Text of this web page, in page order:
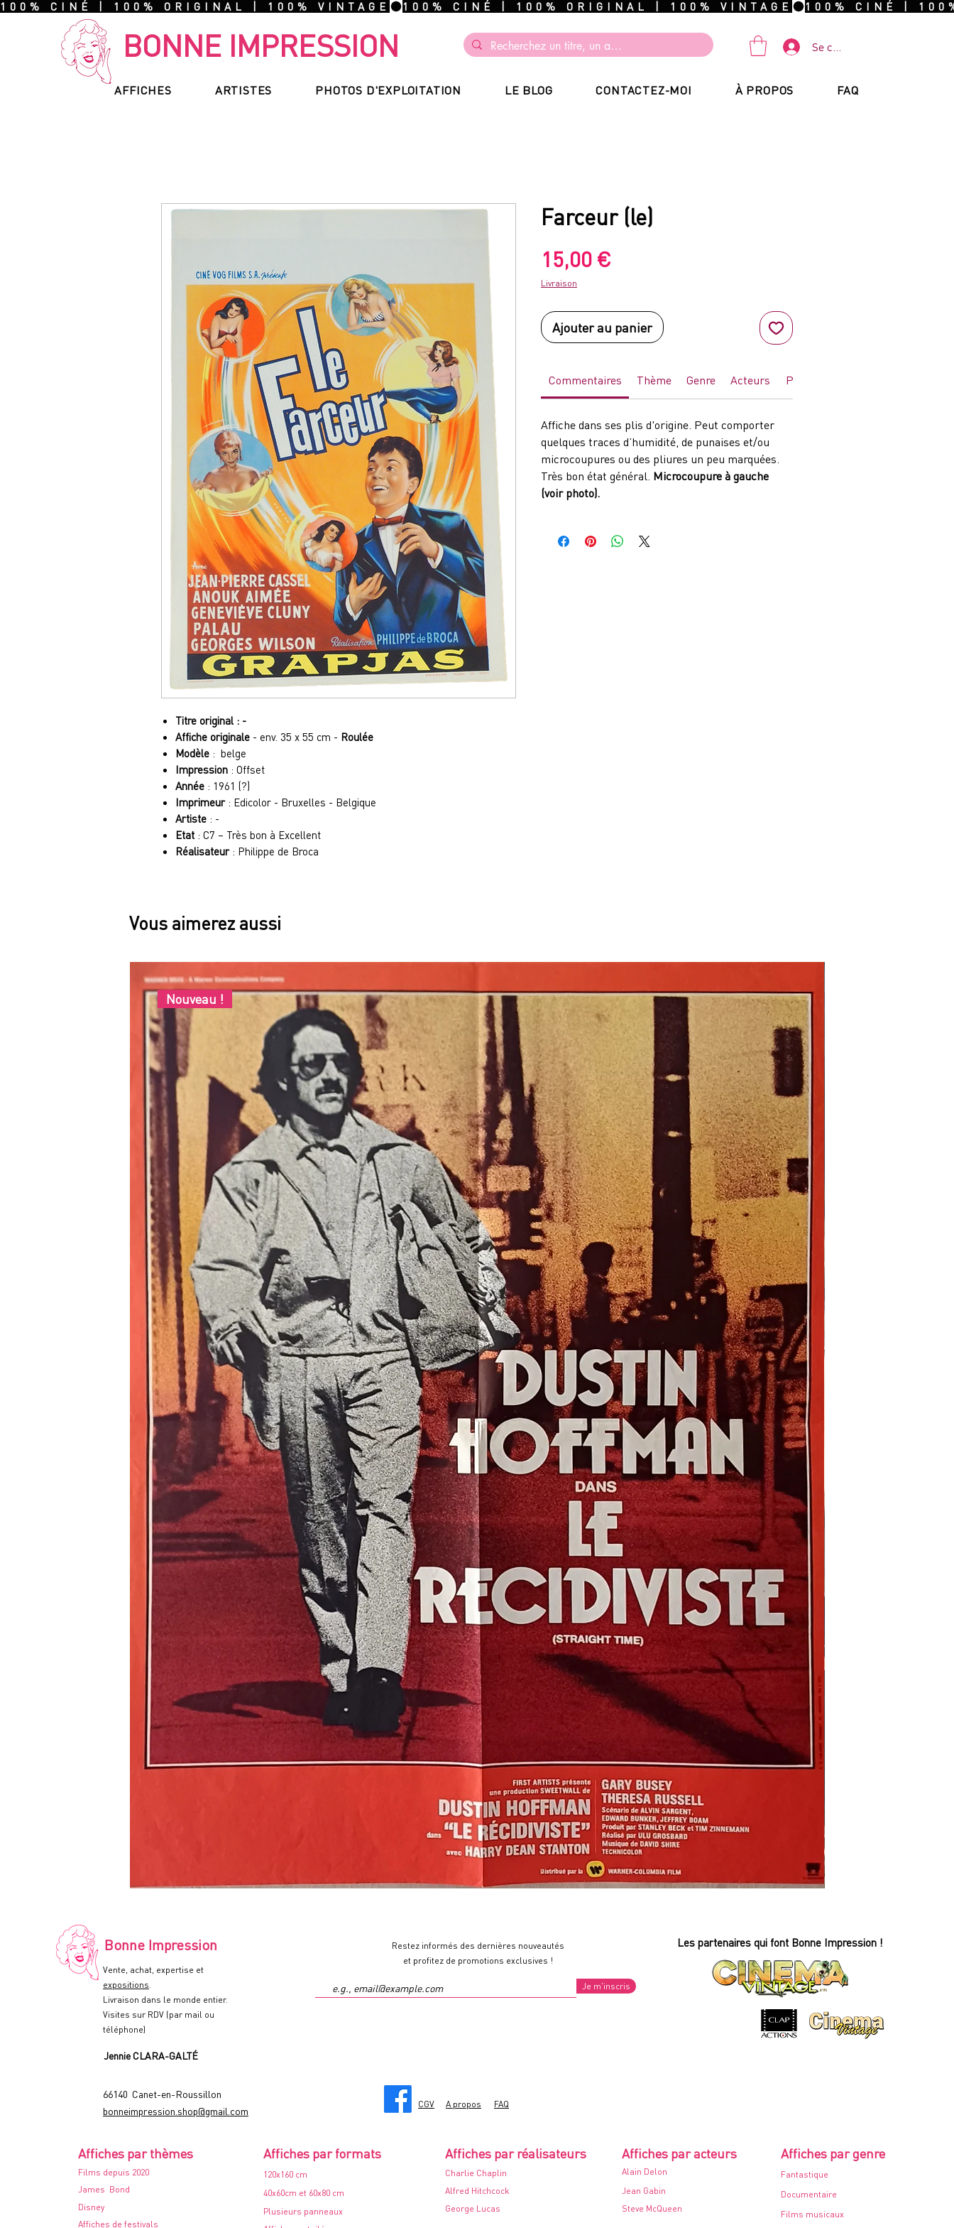
100% CINÉ | 100% ORIGINAL | 100% VINTAGE
BONNE IMPRESSION Se connecter
AFFICHES ARTISTES PHOTOS D'EXPLOITATION LE BLOG CONTACTEZ-MOI À PROPOS FAQ
Titre original : -
Affiche originale - env. 35 x 55 cm - Roulée
Modèle : belge
Impression : Offset
Année : 1961 (?)
Imprimeur: Edicolor - Bruxelles - Belgique
Artiste : -
Etat : C7 – Très bon à Excellent
Réalisateur : Philippe de Broca
Farceur (le)
15,00 €Prix
Livraison
Ajouter au panier
Commentaires Thème Genre Acteurs Pays d'impression
Affiche dans ses plis d'origine. Peut comporter
quelques traces d’humidité, de punaises et/ou
microcoupures ou des pliures un peu marquées.
Très bon état général. Microcoupure à gauche
(voir photo).
Vous aimerez aussi
Nouveau !
60x80cm.
Affiche
de
-
60x80cm.
-
1968
Bonne Impression
Vente, achat, expertise et
expositions
Livraison dans le monde entier.
Visites sur RDV (par mail ou
téléphone)
Jennie CLARA-GALTÉ
Restez informés des dernières nouveautés
et profitez de promotions exclusives !
Je m'inscris
Les partenaires qui font Bonne Impression !
66140 Canet-en-Roussillon
bonneimpression.shop@gmail.com
CGV A propos FAQ
Affiches par thèmes
Films depuis 2020
James Bond
Disney
Affiches de festivals
Affiches par formats
120x160 cm
40x60cm et 60x80 cm
Plusieurs panneaux
Affiches par réalisateurs
Charlie Chaplin
Alfred Hitchcock
George Lucas
Affiches par acteurs
Alain Delon
Jean Gabin
Steve McQueen
Affiches par genre
Fantastique
Documentaire
Films musicaux